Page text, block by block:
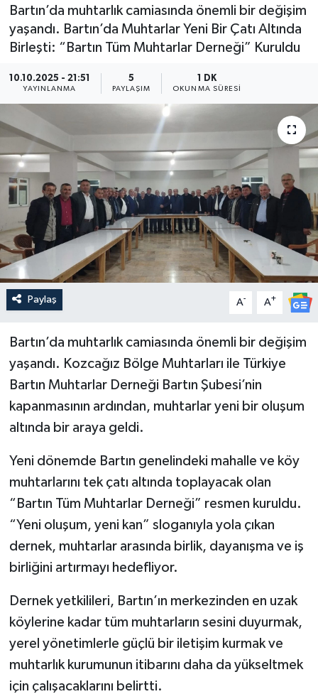
Bartın’da muhtarlık camiasında önemli bir değişim
yaşandı. Bartın’da Muhtarlar Yeni Bir Çatı Altında
Birleşti: “Bartın Tüm Muhtarlar Derneği” Kuruldu
10.10.2025 - 21:51
YAYINLANMA
5
PAYLAŞIM
1 DK
OKUNMA SÜRESI
Paylaş A- A+
Bartın’da muhtarlık camiasında önemli bir değişim
yaşandı. Kozcağız Bölge Muhtarları ile Türkiye
Bartın Muhtarlar Derneği Bartın Şubesi’nin
kapanmasının ardından, muhtarlar yeni bir oluşum
altında bir araya geldi.
Yeni dönemde Bartın genelindeki mahalle ve köy
muhtarlarını tek çatı altında toplayacak olan
“Bartın Tüm Muhtarlar Derneği” resmen kuruldu.
“Yeni oluşum, yeni kan” sloganıyla yola çıkan
dernek, muhtarlar arasında birlik, dayanışma ve iş
birliğini artırmayı hedefliyor.
Dernek yetkilileri, Bartın’ın merkezinden en uzak
köylerine kadar tüm muhtarların sesini duyurmak,
yerel yönetimlerle güçlü bir iletişim kurmak ve
muhtarlık kurumunun itibarını daha da yükseltmek
için çalışacaklarını belirtti.
Medya
Sivil Toplum
Siyaset
Spor
Tarım
Turizm
DÜNYA
YEREL